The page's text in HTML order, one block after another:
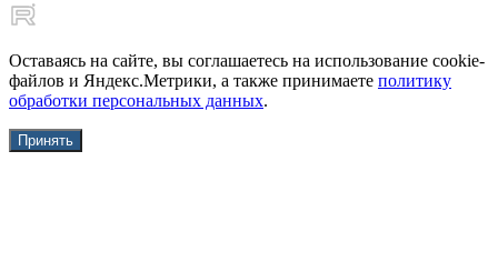
Оставаясь на сайте, вы соглашаетесь на использование cookie-
файлов и Яндекс.Метрики, а также принимаете политику
обработки персональных данных.
Принять